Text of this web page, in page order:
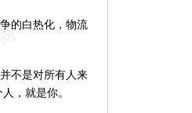
的白热化，物流
不是对所有人来
，就是你。